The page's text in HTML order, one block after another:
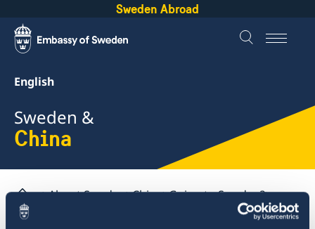
Sweden Abroad
English
Sweden &
China
About Sweden China Going to Sweden?
How to collect your residence permit card